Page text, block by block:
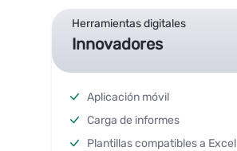
Herramientas digitales
Innovadores
Aplicación móvil
Carga de informes
Plantillas compatibles a Excel